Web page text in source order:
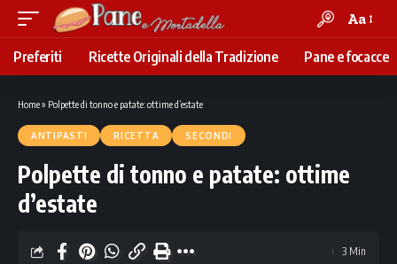
Font
Resizer
Aa
Preferiti Ricette Originali della Tradizione Pane e focacce
Home» Polpette di tonno e patate: ottime d’estate
ANTIPASTI RICETTA SECONDI
Polpette di tonno e patate: ottime
d’estate
3 Min